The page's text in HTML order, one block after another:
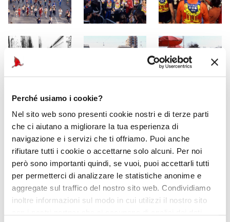
Perché usiamo i cookie?
Nel sito web sono presenti cookie nostri e di terze parti
che ci aiutano a migliorare la tua esperienza di
navigazione e i servizi che ti offriamo. Puoi anche
rifiutare tutti i cookie o accettarne solo alcuni. Per noi
però sono importanti quindi, se vuoi, puoi accettarli tutti
per permetterci di analizzare le statistiche anonime e
aggregate sul traffico del nostro sito web. Condividiamo
inoltre informazioni sul modo in cui utilizzi il nostro sito
Auto ufficiale